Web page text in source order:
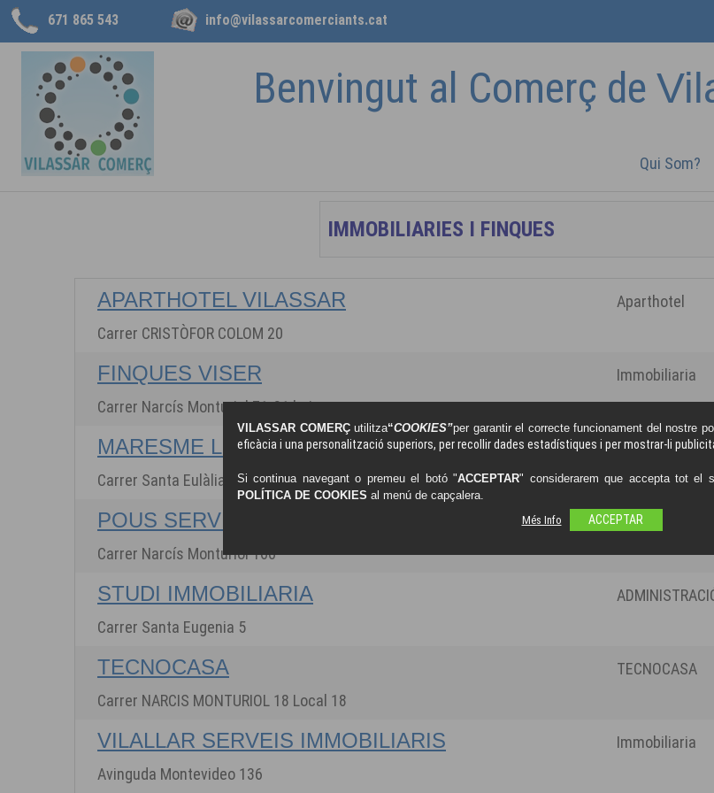
671 865 543 info@vilassarcomerciants.cat
Benvingut al Comerç de
Qui Som?
APARTHOTEL VILASSAR
Aparthotel
Carrer CRISTÒFOR COLOM 20
FINQUES VISER
Immobiliaria
Carrer Narcís Monturiol 71-81 baix
MARESME LLAR
Assesors
Carrer Santa Eulàlia 136 local 2
POUS SERVEIS IMMOBILIARIS
Administració
Carrer Narcís Monturiol 160
STUDI IMMOBILIARIA
Carrer Santa Eugenia 5
TECNOCASA
TECNOCASA
Carrer NARCIS MONTURIOL 18 Local 18
VILALLAR SERVEIS IMMOBILIARIS
Immobiliaria
Avinguda Montevideo 136
VILASSAR COMERÇutilitza“COOKIES”per garantir el correcte funcionament del nostre
eficàcia i una personalització superiors, per recollir dades estadístiques i per mostrar-li
Si continua navegant o premeu el botó "ACCEPTAR" considerarem que accepta tot el
POLÍTICA DE COOKIES al menú de capçalera.
Més Info
ACCEPTAR